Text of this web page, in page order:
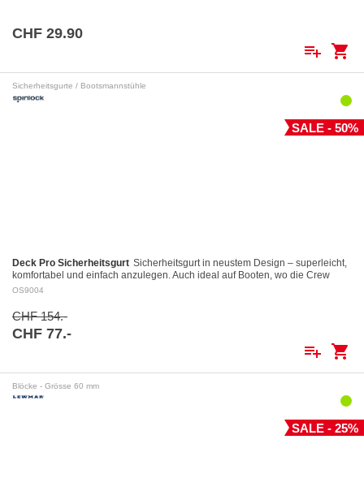
CHF 29.90
playlist_add shopping_cart
Sicherheitsgurte / Bootsmannstühle
SALE - 50%
Deck Pro Sicherheitsgurt Sicherheitsgurt in neustem Design – superleicht,
komfortabel und einfach anzulegen. Auch ideal auf Booten, wo die Crew
dauernd angeklinkt ist.…
OS9004
CHF 154.-
CHF 77.-
playlist_add shopping_cart
Blöcke - Grösse 60 mm
SALE - 25%